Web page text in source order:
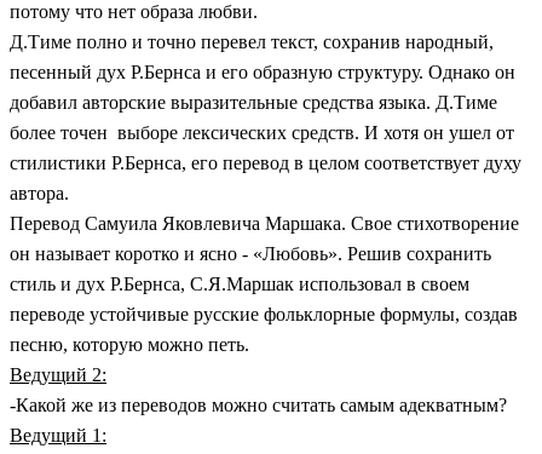
потому что нет образа любви.
Д.Тиме полно и точно перевел текст, сохранив народный,
песенный дух Р.Бернса и его образную структуру. Однако он
добавил авторские выразительные средства языка. Д.Тиме
более точен выборе лексических средств. И хотя он ушел от
стилистики Р.Бернса, его перевод в целом соответствует духу
автора.
Перевод Самуила Яковлевича Маршака. Свое стихотворение
он называет коротко и ясно - «Любовь». Решив сохранить
стиль и дух Р.Бернса, С.Я.Маршак использовал в своем
переводе устойчивые русские фольклорные формулы, создав
песню, которую можно петь.
Ведущий 2:
-Какой же из переводов можно считать самым адекватным?
Ведущий 1: